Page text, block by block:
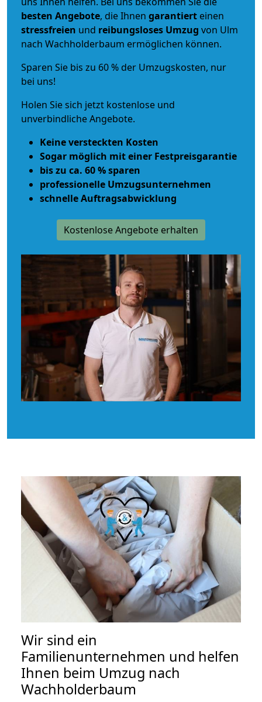
besten Angebote, die Ihnen garantiert einen
stressfreien und reibungsloses Umzug von Ulm
nach Wachholderbaum ermöglichen können.
Sparen Sie bis zu 60 % der Umzugskosten, nur
bei uns!
Holen Sie sich jetzt kostenlose und
unverbindliche Angebote.
Keine versteckten Kosten
Sogar möglich mit einer Festpreisgarantie
bis zu ca. 60 % sparen
professionelle Umzugsunternehmen
schnelle Auftragsabwicklung
Kostenlose Angebote erhalten
Wir sind ein
Familienunternehmen und helfen
Ihnen beim Umzug nach
Wachholderbaum